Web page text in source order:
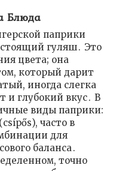
Блюда
паприки
гуляш․ Это
цвета; она
который дарит
иногда слегка
глубокий вкус․ В
виды паприки:
часто в
для
баланса․
точно